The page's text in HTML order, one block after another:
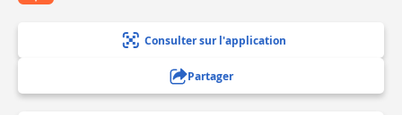
Consulter sur l'application
Partager